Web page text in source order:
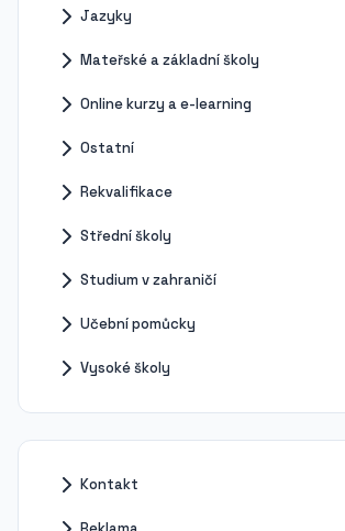
Jazyky
Mateřské a základní školy
Online kurzy a e-learning
Ostatní
Rekvalifikace
Střední školy
Studium v zahraničí
Učební pomůcky
Vysoké školy
Kontakt